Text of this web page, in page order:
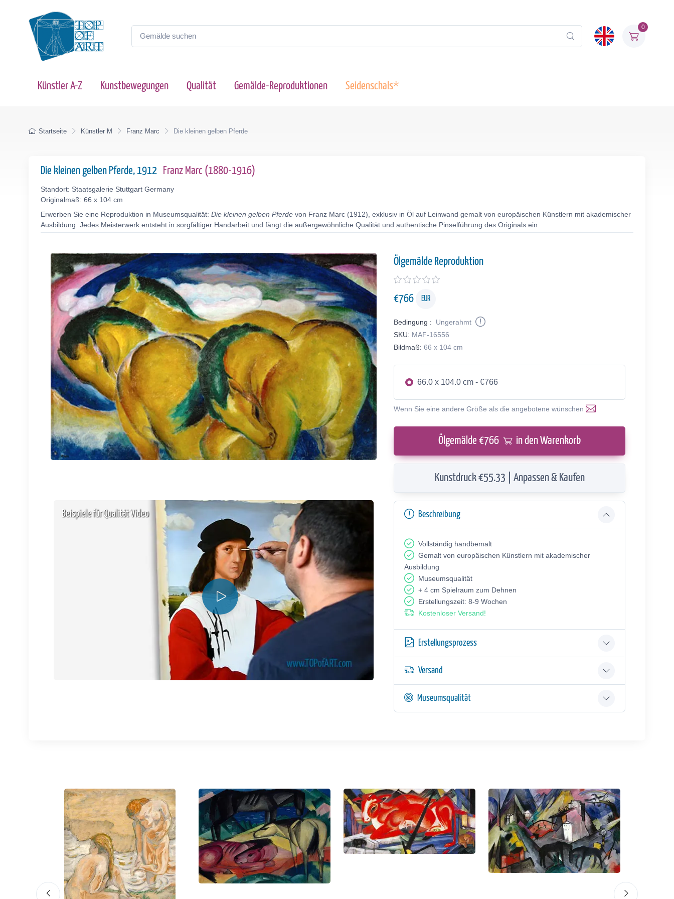
0
Künstler A-Z Kunstbewegungen Qualität Gemälde-Reproduktionen Seidenschals*
Startseite Künstler M Franz Marc Die kleinen gelben Pferde
Die kleinen gelben Pferde, 1912 Franz Marc (1880-1916)
Standort: Staatsgalerie Stuttgart Germany
Originalmaß: 66 x 104 cm
Erwerben Sie eine Reproduktion in Museumsqualität: Die kleinen gelben Pferde von Franz Marc (1912), exklusiv in Öl auf Leinwand gemalt von europäischen Künstlern mit akademischer
Ausbildung. Jedes Meisterwerk entsteht in sorgfältiger Handarbeit und fängt die außergewöhnliche Qualität und authentische Pinselführung des Originals ein.
Beispiele für Qualität Video
Ölgemälde Reproduktion
€766 EUR
Bedingung :
Ungerahmt
SKU: MAF-16556
Bildmaß: 66 x 104 cm
66.0 x 104.0 cm - €766
Wenn Sie eine andere Größe als die angebotene wünschen
Ölgemälde €766 in den Warenkorb
Kunstdruck €55.33 | Anpassen & Kaufen
Beschreibung
Vollständig handbemalt
Gemalt von europäischen Künstlern mit akademischer
Ausbildung
Museumsqualität
+ 4 cm Spielraum zum Dehnen
Erstellungszeit: 8-9 Wochen
Kostenloser Versand!
Erstellungsprozess
Versand
Museumsqualität